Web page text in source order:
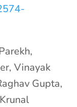
Vinayak
Gupta,